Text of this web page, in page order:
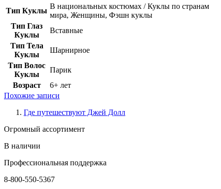
Тип Куклы
В национальных костюмах / Куклы по странам
мира, Женщины, Фэшн куклы
Тип Глаз
Куклы
Вставные
Тип Тела
Куклы
Шарнирное
Тип Волос
Куклы
Парик
Возраст
6+ лет
Похожие записи
Где путешествуют Джей Долл
Огромный ассортимент
В наличии
Профессиональная поддержка
8-800-550-5367